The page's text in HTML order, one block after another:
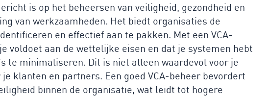
is op het beheersen van veiligheid, gezondheid en
van werkzaamheden. Het biedt organisaties de
en effectief aan te pakken. Met een VCA-
voldoet aan de wettelijke eisen en dat je systemen hebt
te minimaliseren. Dit is niet alleen waardevol voor je
klanten en partners. Een goed VCA-beheer bevordert
binnen de organisatie, wat leidt tot hogere